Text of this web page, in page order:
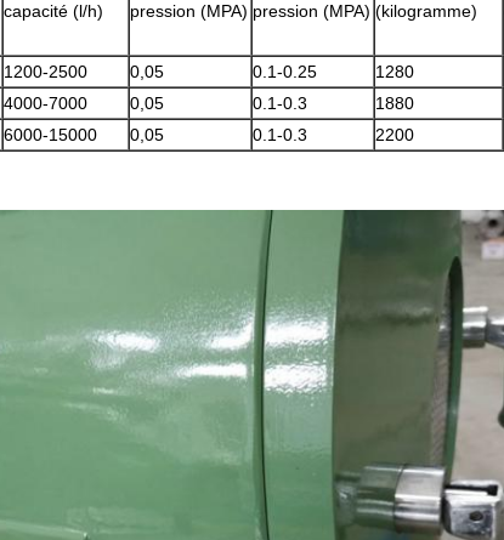
capacité (l/h)
pression (MPA) pression (MPA) (kilogramme)
1200-2500 0,05 0.1-0.25 1280
4000-7000 0,05 0.1-0.3 1880
6000-15000 0,05 0.1-0.3 2200